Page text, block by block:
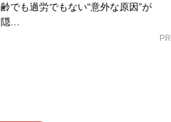
齢でも過労でもない“意外な原因”が
隠…
PR